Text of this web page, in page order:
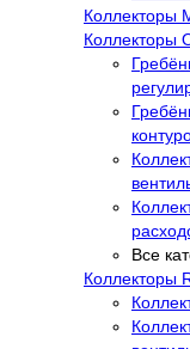
Коллекторы
Коллекторы
Все
Коллекторы